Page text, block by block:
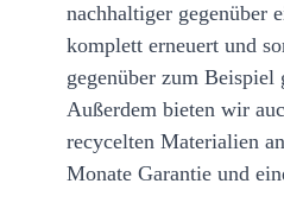
nachhaltiger gegenüber
komplett erneuert und
gegenüber zum Beispiel
Außerdem bieten wir
recycelten Materialien
Monate Garantie und